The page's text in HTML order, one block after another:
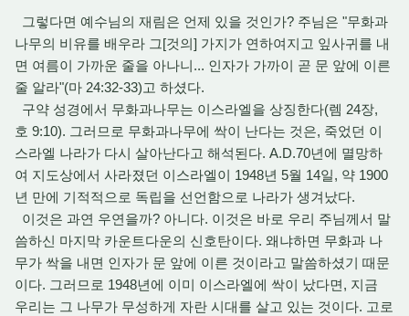
그렇다면 예수님의 재림은 언제 있을 것인가? 주님은 "무화과
나무의 비유를 배우라 그[것의] 가지가 연하여지고 잎사귀를 내
면 여름이 가까운 줄을 아나니... 인자가 가까이 곧 문 앞에 이른
줄 알라"(마 24:32-33)고 하셨다.
구약 성경에서 무화과나무는 이스라엘을 상징한다(렘 24장,
호 9:10). 그러므로 무화과나무에 싹이 난다는 것은, 죽었던 이
스라엘 나라가 다시 살아난다고 해석된다. A.D.70년에 멸망하
여 지도상에서 사라졌던 이스라엘이 1948년 5월 14일, 약 1900
년 만에 기적적으로 독립을 선언함으로 나라가 생겨났다.
이것은 과연 우연을까? 아니다. 이것은 바로 우리 주님께서 말
씀하신 마지막 카운트다운의 신호탄이다. 왜냐하면 무화과 나
무가 싹을 내면 인자가 문 앞에 이른 것이라고 말씀하셨기 때문
이다. 그러므로 1948년에 이미 이스라엘에 싹이 났다면, 지금
우리는 그 나무가 무성하게 자란 시대를 살고 있는 것이다. 고로